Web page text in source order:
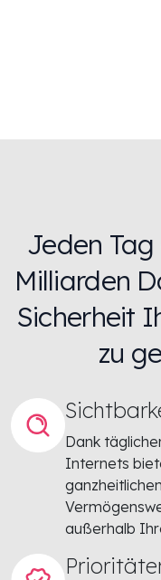
Jeden
Milliarden
Sicherheit
zu
Dank
Internets
außerhalb